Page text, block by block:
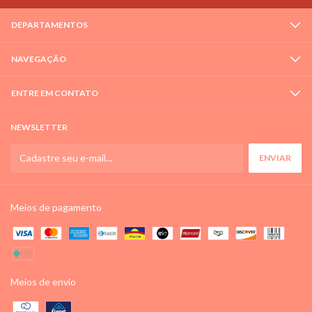
DEPARTAMENTOS
NAVEGAÇÃO
ENTRE EM CONTATO
NEWSLETTER
Meios de pagamento
Meios de envio